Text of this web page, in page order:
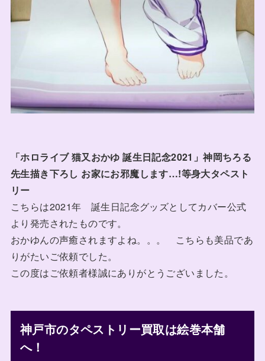
「ホロライブ 猫又おかゆ 誕生日記念2021」神岡ちろる
先生描き下ろし お家にお邪魔します…!等身大タペスト
リー
こちらは2021年 誕生日記念グッズとしてカバー公式
より発売されたものです。
おかゆんの声癒されますよね。。。 こちらも美品であ
りがたいご依頼でした。
この度はご依頼者様誠にありがとうございました。
神戸市のタペストリー買取は絵巻本舗
へ！